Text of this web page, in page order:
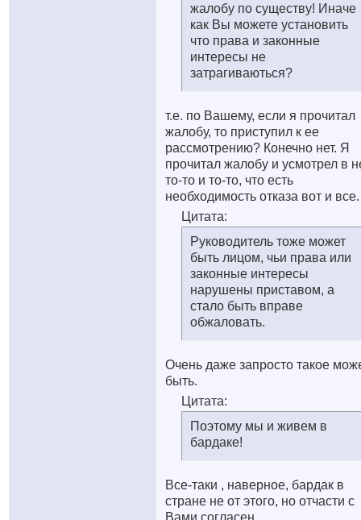
жалобу по существу! Иначе
как Вы можете установить
что права и законные
интересы не
затрагиваються?
т.е. по Вашему, если я прочитал
жалобу, то приступил к ее
рассмотрению? Конечно нет. Я
прочитал жалобу и усмотрел в
то-то и то-то, что есть
необходимость отказа вот и все.
Цитата:
Руководитель тоже может
быть лицом, чьи права или
законные интересы
нарушены приставом, а
стало быть вправе
обжаловать.
Очень даже запросто такое
быть.
Цитата:
Поэтому мы и живем в
бардаке!
Все-таки , наверное, бардак в
стране не от этого, но отчасти с
Вами согласен.